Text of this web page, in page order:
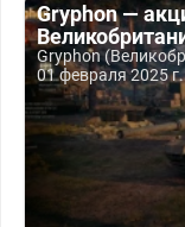
Gryphon —
Gryphon
01 февраля 2025 г.